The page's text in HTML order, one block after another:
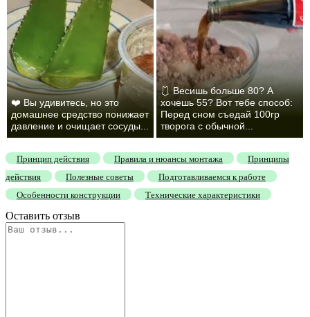
❤️ Вы удивитесь, но это
домашнее средство понижает
давление и очищает сосуды...
🩱 Весишь больше 80? А
хочешь 55? Вот тебе способ:
Перед сном съедай 100гр
творога с обычной...
Принцип действия Правила и нюансы монтажа
Принципы
действия
Полезные советы
Подготавливаемся к работе
Особенности конструкции
Технические характеристики
Оставить отзыв